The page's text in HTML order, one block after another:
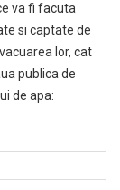
va fi facuta
si captate de
lor, cat
publica de
de apa: